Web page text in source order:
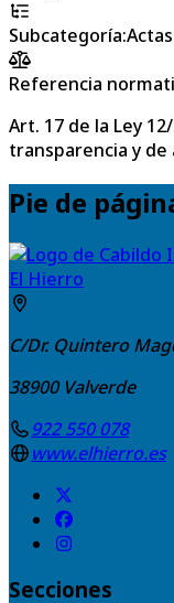
Subcategoría:
Referencia
Art. 17 de la Ley
transparencia y de
Pie de
El Hierro
C/Dr. Quintero
38900 Valverde
922 550 078
www.elhierro.es
Secciones